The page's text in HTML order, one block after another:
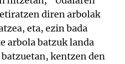
diren arbolak
eta, ezin bada
arbola batzuk landa
kentzen den